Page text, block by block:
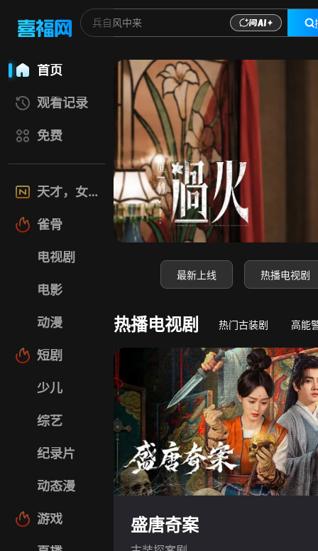
首页
观看记录
免费
天才，女友
雀骨
电视剧
电影
动漫
短剧
少儿
综艺
纪录片
动态漫
游戏
喜福影视网-高清电
最新上线 热播电视剧
热播电视剧 热门古装剧 高能
盛唐奇案